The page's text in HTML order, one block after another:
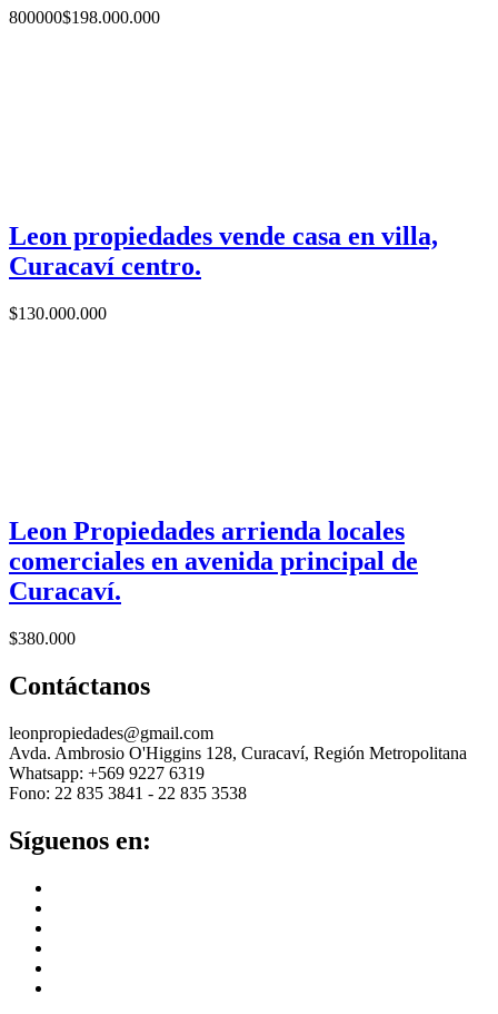
800000$198.000.000
Leon propiedades vende casa en villa,
Curacaví centro.
$130.000.000
Leon Propiedades arrienda locales
comerciales en avenida principal de
Curacaví.
$380.000
Contáctanos
leonpropiedades@gmail.com
Avda. Ambrosio O'Higgins 128, Curacaví, Región Metropolitana
Whatsapp: +569 9227 6319
Fono: 22 835 3841 - 22 835 3538
Síguenos en: